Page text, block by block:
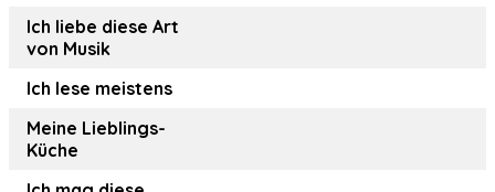
Ich liebe diese Art
von Musik
Ich lese meistens
Meine Lieblings-
Küche